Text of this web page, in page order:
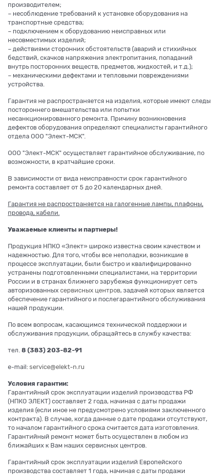
производителем;
– несоблюдение требований к установке оборудования на
транспортные средства;
– подключением к оборудованию неисправных или
несовместимых изделий;
– действиями сторонних обстоятельств (аварий и стихийных
бедствий, скачков напряжения электропитания, попаданий
внутрь посторонних веществ, предметов, жидкостей, и т.д.);
– механическими дефектами и тепловыми повреждениями
устройства.
Гарантия не распространяется на изделия, которые имеют следы
постороннего вмешательства или попытки
несанкционированного ремонта. Причину возникновения
дефектов оборудования определяют специалисты гарантийного
отдела ООО "Элект-МСК".
ООО "Элект-МСК" осуществляет гарантийное обслуживание, по
возможности, в кратчайшие сроки.
В зависимости от вида неисправности срок гарантийного
ремонта составляет от 5 до 20 календарных дней.
Гарантия не распространяется на галогенные лампы, плафоны,
провода, кабели.
Уважаемые клиенты и партнеры!
Продукция НПКО «Элект» широко известна своим качеством и
надежностью. Для того, чтобы все неполадки, возникшие в
процессе эксплуатации, были быстро и квалифицированно
устранены подготовленными специалистами, на территории
России и в странах ближнего зарубежья функционирует сеть
авторизованных сервисных центров, задачей которых является
обеспечение гарантийного и послегарантийного обслуживания
нашей продукции.
По всем вопросам, касающимся технической поддержки и
обслуживания продукции, обращайтесь в службу качества:
тел. 8 (383) 203-82-91
e-mail: service@elekt-n.ru
Условия гарантии:
Гарантийный срок эксплуатации изделий производства РФ
(НПКО ЭЛЕКТ) составляет 2 года, начиная с даты продажи
изделия (если иное не предусмотрено условиями заключенного
контракта). В случае, когда данные о дате продажи отсутствуют,
то началом гарантийного срока считается дата изготовления.
Гарантийный ремонт может быть осуществлен в любом из
ближайших к Вам наших сервисных центров.
Гарантийный срок эксплуатации изделий Европейского
производства составляет 1 года, начиная с даты продажи